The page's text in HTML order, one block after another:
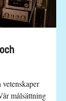
målsättning